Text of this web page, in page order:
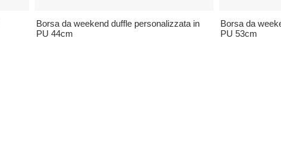
Borsa da weekend duffle personalizzata in
PU 44cm
Borsa da
PU 53cm